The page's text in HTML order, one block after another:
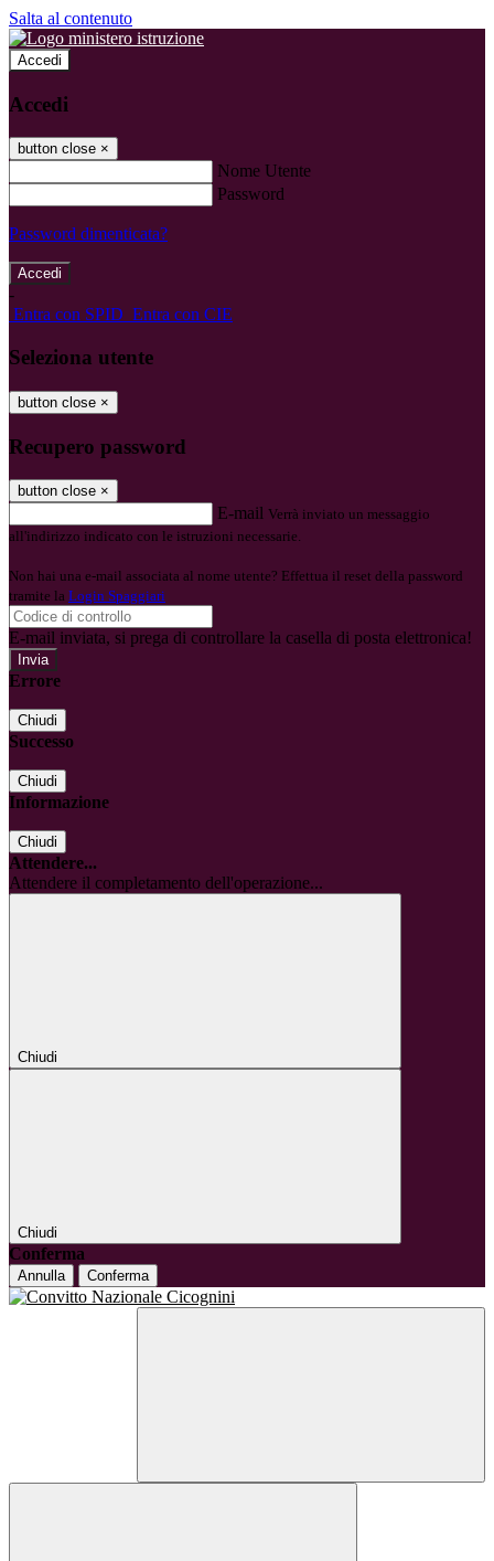
Salta al contenuto
Accedi
Accedi
button close ×
Nome Utente
Password
Password dimenticata?
-
Entra con SPID Entra con CIE
Seleziona utente
button close ×
Recupero password
button close ×
E-mail Verrà inviato un messaggio
all'indirizzo indicato con le istruzioni necessarie.
Non hai una e-mail associata al nome utente? Effettua il reset della password
tramite la Login Spaggiari
E-mail inviata, si prega di controllare la casella di posta elettronica!
Errore
Chiudi
Successo
Chiudi
Informazione
Chiudi
Attendere...
Attendere il completamento dell'operazione...
Chiudi
Chiudi
Conferma
Annulla Conferma